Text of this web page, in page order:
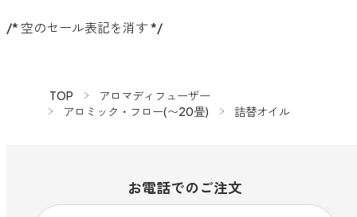
/* 空のセール表記を消す */
TOP
アロマディフューザー
アロミック・フロー(〜20畳)
詰替オイル
お電話でのご注文